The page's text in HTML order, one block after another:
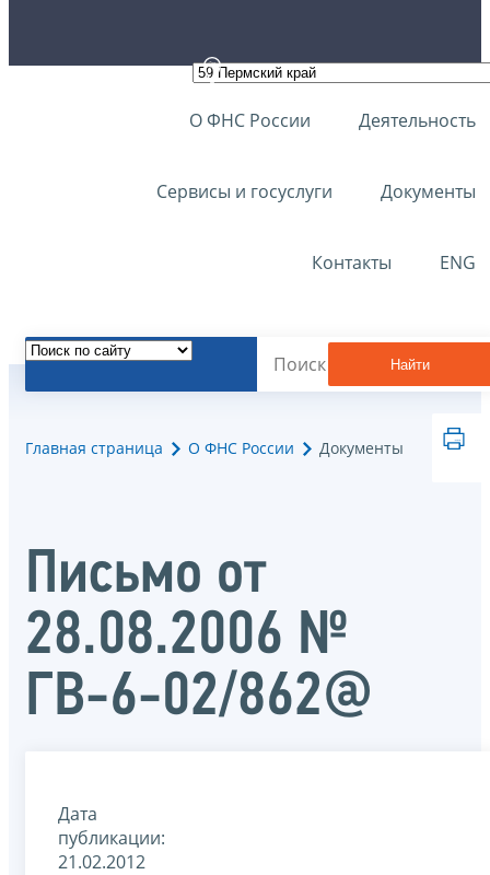
О ФНС России Деятельность
Сервисы и госуслуги Документы
Контакты ENG
Найти
Главная страница О ФНС России Документы
Письмо от
28.08.2006 №
ГВ-6-02/862@
Дата
публикации:
21.02.2012